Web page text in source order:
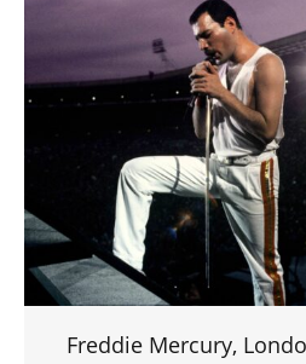
Freddie Mercury,